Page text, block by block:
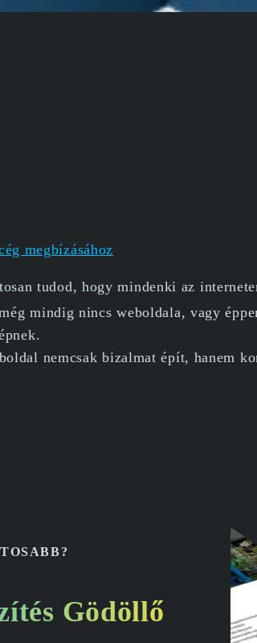
megbízásához
tudod, hogy mindenki az
mindig nincs weboldala, vagy
nemcsak bizalmat épít, hanem
Gödöllő